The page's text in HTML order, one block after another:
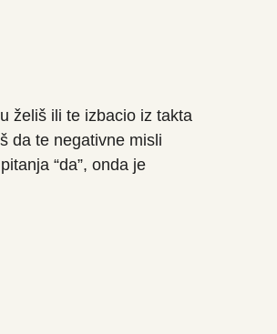
želiš ili te izbacio iz takta
da te negativne misli
“da”, onda je